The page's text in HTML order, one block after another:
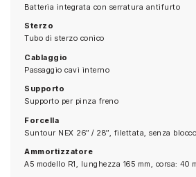
Batteria integrata con serratura antifurto
Sterzo
Tubo di sterzo conico
Cablaggio
Passaggio cavi interno
Supporto
Supporto per pinza freno
Forcella
Suntour NEX 26″ / 28″, filettata, senza blocco.
Ammortizzatore
A5 modello R1, lunghezza 165 mm, corsa: 40